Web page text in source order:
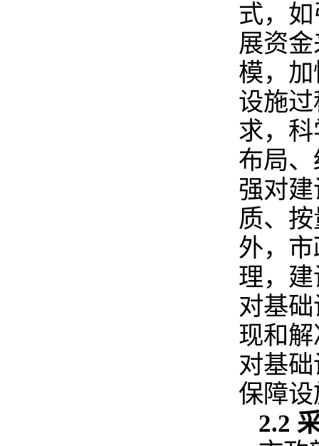
式，
展资
模，
设施
求，
布局
强对
质、
外，
理，
对基
现和
对基
保障
2.2